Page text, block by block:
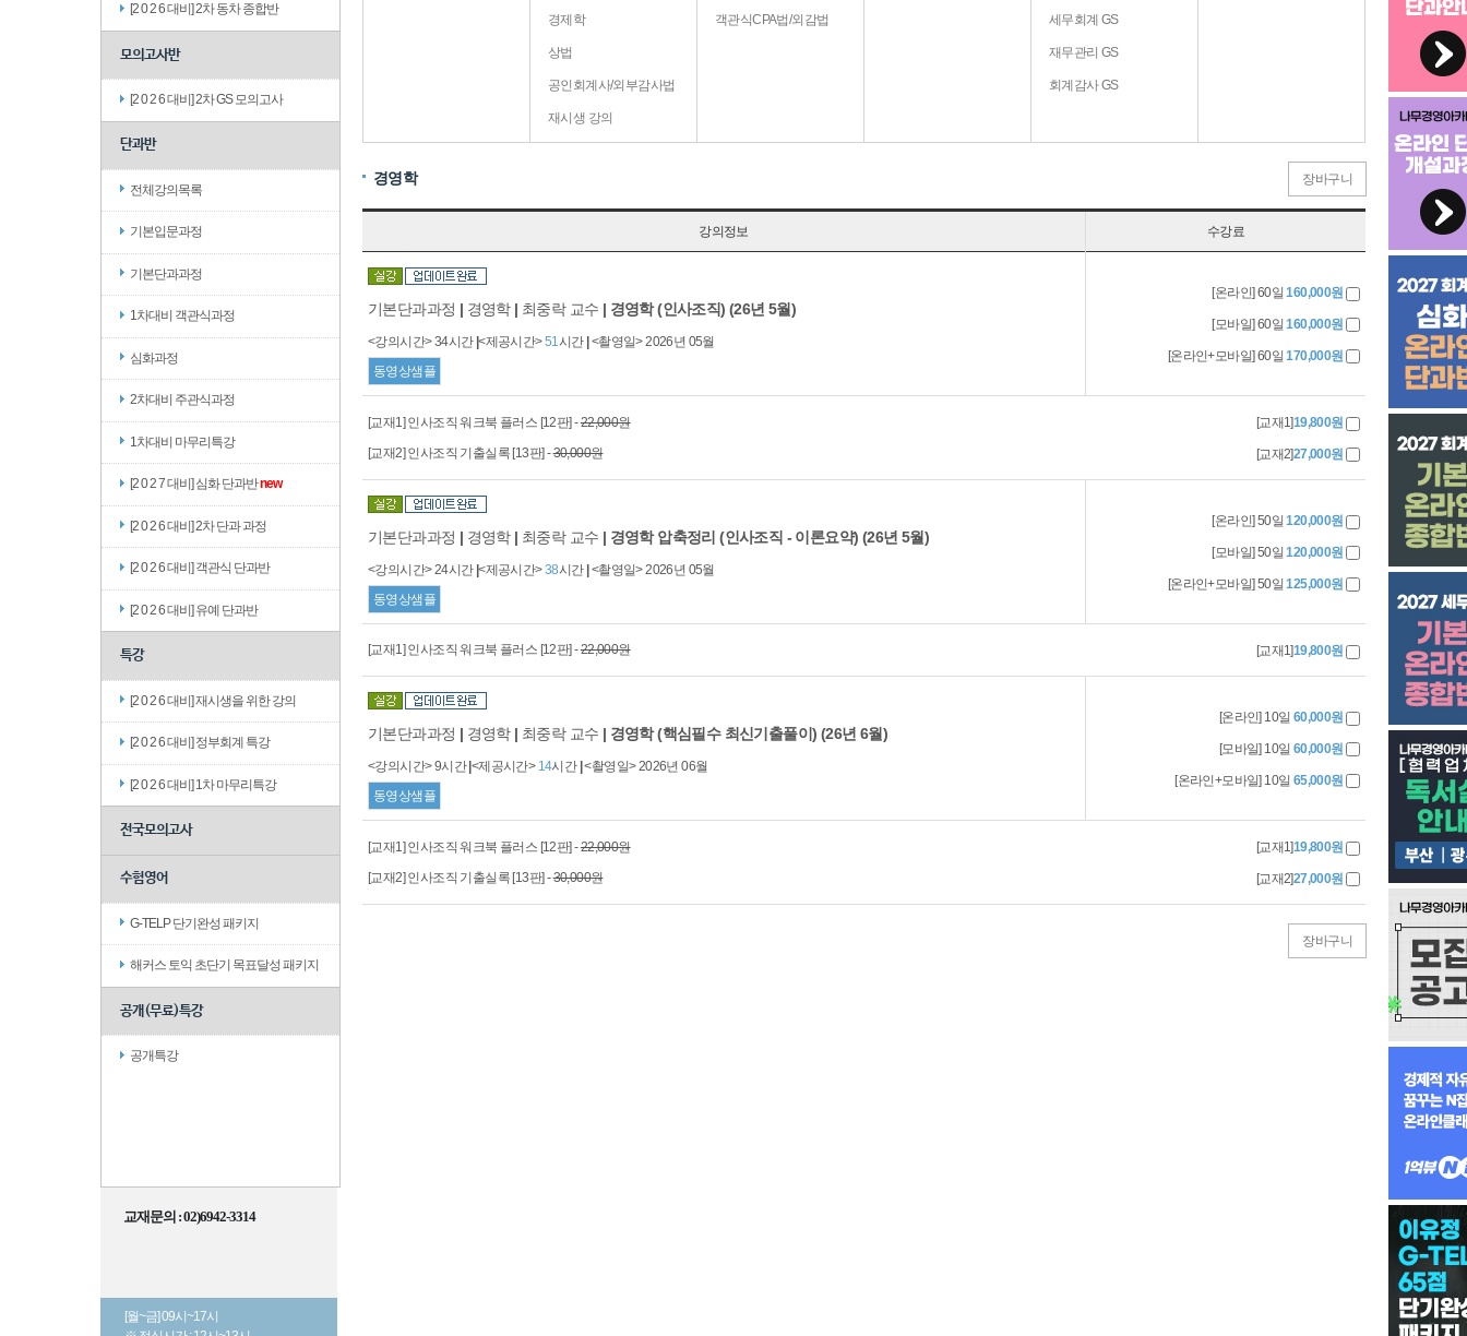
[2 0 2 6 대비] 2차 동차 종합반
모의고사반
[2 0 2 6 대비] 2차 GS 모의고사
단과반
전체강의목록
기본입문과정
기본단과과정
1차대비 객관식과정
심화과정
2차대비 주관식과정
1차대비 마무리특강
[2 0 2 7 대비] 심화 단과반new
[2 0 2 6 대비] 2차 단과 과정
[2 0 2 6 대비] 객관식 단과반
[2 0 2 6 대비] 유예 단과반
특강
[2 0 2 6 대비] 재시생을 위한 강의
[2 0 2 6 대비] 정부회계 특강
[2 0 2 6 대비] 1차 마무리특강
전국모의고사
수험영어
G-TELP 단기완성 패키지
해커스 토익 초단기 목표달성 패키지
공개(무료)특강
공개특강
교재문의 : 02)6942-3314
[월~금] 09시~17시
경제학
상법
공인회계사/외부감사법
재시생 강의
객관식CPA법/외감법 세무회계 GS
재무관리 GS
회계감사 GS
경영학 장바구니
강의정보 수강료
기본단과과정 | 경영학 | 최중락 교수 | 경영학 (인사조직) (26년 5월)
<강의시간> 34시간 |<제공시간>51시간 <촬영일> 2026년 05월
동영상샘플
[온라인] 60일160,000원
[모바일] 60일160,000원
[온라인+모바일] 60일170,000원
[교재1] 인사조직 워크북 플러스 [12판] -22,000원
[교재2] 인사조직 기출실록 [13판] -30,000원
[교재1]19,800원
[교재2]27,000원
기본단과과정 | 경영학 | 최중락 교수 | 경영학 압축정리 (인사조직 - 이론요약) (26년 5월)
<강의시간> 24시간 |<제공시간>38시간 <촬영일> 2026년 05월
동영상샘플
[온라인] 50일120,000원
[모바일] 50일120,000원
[온라인+모바일] 50일125,000원
[교재1] 인사조직 워크북 플러스 [12판] -22,000원 [교재1]19,800원
기본단과과정 | 경영학 | 최중락 교수 | 경영학 (핵심필수 최신기출풀이) (26년 6월)
<강의시간> 9시간 <제공시간> 14시간 <촬영일> 2026년 06월
동영상샘플
[온라인] 10일 60,000원
[모바일] 10일 60,000원
[온라인+모바일] 10일 65,000원
[교재1] 인사조직 워크북 플러스 [12판] -22,000원
[교재2] 인사조직 기출실록 [13판] -30,000원
[교재1]19,800원
[교재2]27,000원
장바구니